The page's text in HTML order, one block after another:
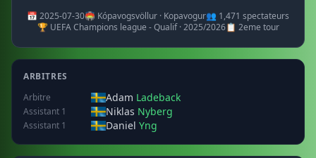
📅 2025-07-30🏟️ Kópavogsvöllur · Kopavogur👥 1,471 spectateurs
🏆 UEFA Champions league - Qualif · 2025/2026📋 2eme tour
ARBITRES
Arbitre
Adam Ladeback
Assistant 1 Niklas Nyberg
Assistant 1 Daniel Yng